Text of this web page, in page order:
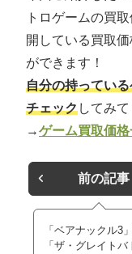
トロゲームの買
開している買取
ができます！
自分の持ってい
チェックしてみて
→ゲーム買取価
前の記事
「ベアナックル3
「ザ・グレイトバ